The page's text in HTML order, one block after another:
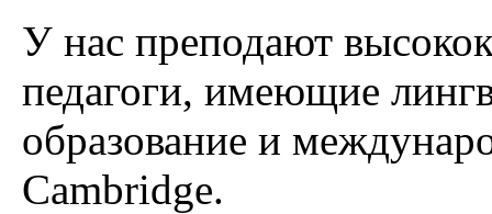
У нас преподают
педагоги, имеющие
образование и
Cambridge.